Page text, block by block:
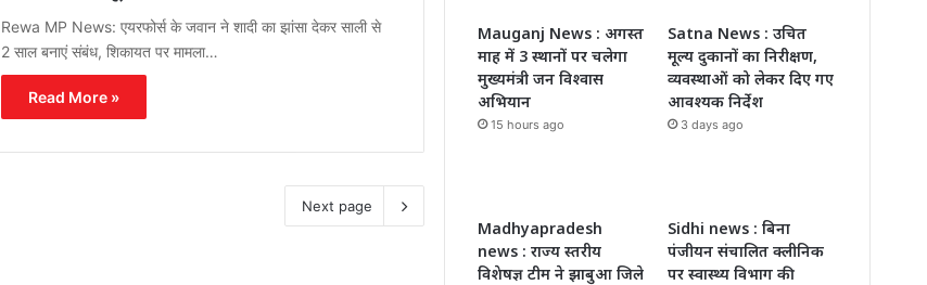
Rewa MP News: एयरफोर्स के जवान ने शादी का झांसा देकर साली से
2 साल बनाएं संबंध, शिकायत पर मामला…
Read More »
Next page
Mauganj News : अगस्त
माह में 3 स्थानों पर चलेगा
मुख्यमंत्री जन विश्वास
अभियान
15 hours ago
Satna News : उचित
मूल्य दुकानों का निरीक्षण,
व्यवस्थाओं को लेकर दिए गए
आवश्यक निर्देश
3 days ago
Madhyapradesh
news : राज्य स्तरीय
विशेषज्ञ टीम ने झाबुआ जिले
Sidhi news : बिना
पंजीयन संचालित क्लीनिक
पर स्वास्थ्य विभाग की